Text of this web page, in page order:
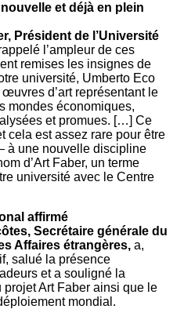
et déjà en plein
Président de l’Université
l’ampleur de ces
remises les insignes de
université, Umberto Eco
d’art représentant le
mondes économiques,
et promues. […] Ce
est assez rare pour être
à une nouvelle discipline
d’Art Faber, un terme
université avec le Centre
affirmé
Secrétaire générale du
Affaires étrangères,a,
salué la présence
et a souligné la
Art Faber ainsi que le
mondial.